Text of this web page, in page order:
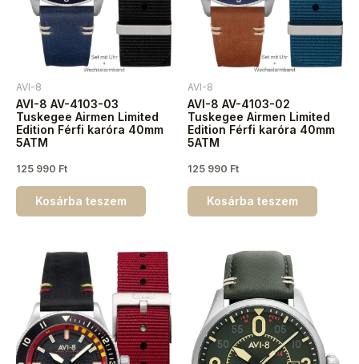
AVI-8
AVI-8 AV-4103-03
Tuskegee Airmen Limited
Edition Férfi karóra 40mm
5ATM
125 990 Ft
Kosárba teszem
AVI-8
AVI-8 AV-4103-02
Tuskegee Airmen Limited
Edition Férfi karóra 40mm
5ATM
125 990 Ft
Kosárba teszem